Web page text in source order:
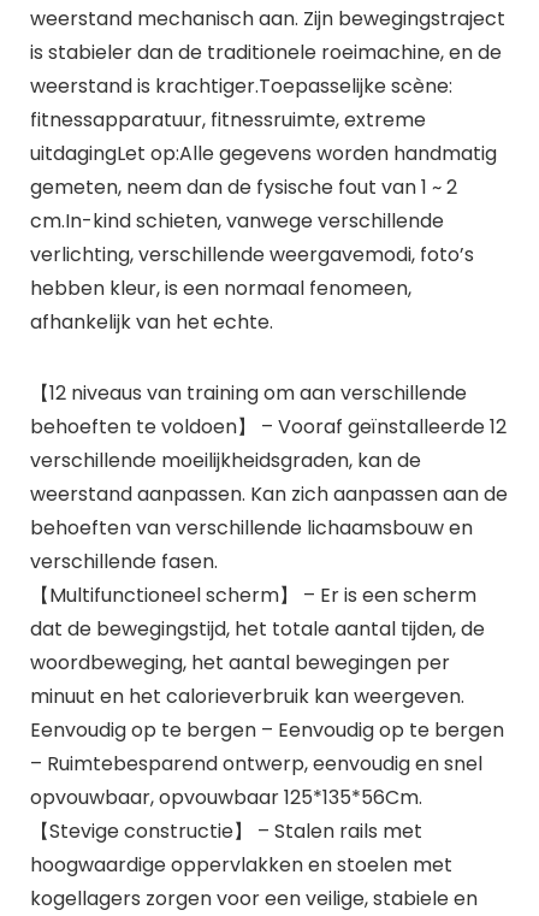
weerstand mechanisch aan. Zijn bewegingstraject
is stabieler dan de traditionele roeimachine, en de
weerstand is krachtiger.Toepasselijke scène:
fitnessapparatuur, fitnessruimte, extreme
uitdagingLet op:Alle gegevens worden handmatig
gemeten, neem dan de fysische fout van 1 ~ 2
cm.In-kind schieten, vanwege verschillende
verlichting, verschillende weergavemodi, foto’s
hebben kleur, is een normaal fenomeen,
afhankelijk van het echte.
【12 niveaus van training om aan verschillende
behoeften te voldoen】 – Vooraf geïnstalleerde 12
verschillende moeilijkheidsgraden, kan de
weerstand aanpassen. Kan zich aanpassen aan de
behoeften van verschillende lichaamsbouw en
verschillende fasen.
【Multifunctioneel scherm】 – Er is een scherm
dat de bewegingstijd, het totale aantal tijden, de
woordbeweging, het aantal bewegingen per
minuut en het calorieverbruik kan weergeven.
Eenvoudig op te bergen – Eenvoudig op te bergen
– Ruimtebesparend ontwerp, eenvoudig en snel
opvouwbaar, opvouwbaar 125*135*56Cm.
【Stevige constructie】 – Stalen rails met
hoogwaardige oppervlakken en stoelen met
kogellagers zorgen voor een veilige, stabiele en